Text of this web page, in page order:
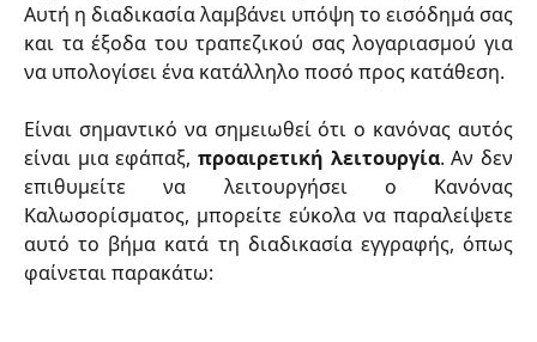
Αυτή η διαδικασία λαμβάνει υπόψη το εισόδημά σας
και τα έξοδα του τραπεζικού σας λογαριασμού για
να υπολογίσει ένα κατάλληλο ποσό προς κατάθεση.
Είναι σημαντικό να σημειωθεί ότι ο κανόνας αυτός
είναι μια εφάπαξ, προαιρετική λειτουργία. Αν δεν
επιθυμείτε να λειτουργήσει ο Κανόνας
Καλωσορίσματος, μπορείτε εύκολα να παραλείψετε
αυτό το βήμα κατά τη διαδικασία εγγραφής, όπως
φαίνεται παρακάτω: